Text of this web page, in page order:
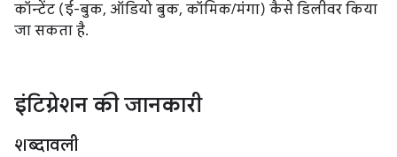
कॉन्टेंट (ई-बुक, ऑडियो बुक, कॉमिक/मंगा) कैसे डिलीवर किया
जा सकता है.
इंटिग्रेशन की जानकारी
शब्दावली